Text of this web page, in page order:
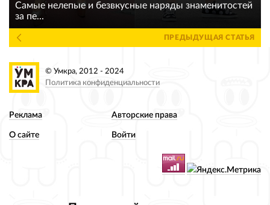
Самые нелепые и безвкусные наряды знаменитостей
за пе...
ПРЕДЫДУЩАЯ СТАТЬЯ
Реклама Авторские права
О сайте Войти
© Умкра, 2012 - 2024
Политика конфиденциальности